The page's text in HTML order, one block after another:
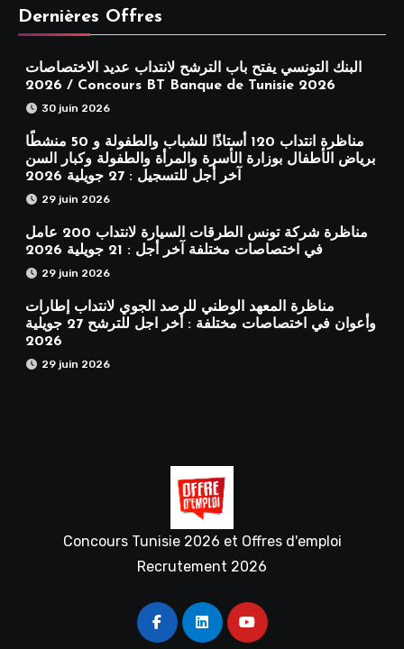
Dernières Offres
البنك التونسي يفتح باب الترشح لانتداب عديد الاختصاصات
2026 / Concours BT Banque de Tunisie 2026
30 juin 2026
مناظرة انتداب 120 أستاذًا للشباب والطفولة و 50 منشطًا
برياض الأطفال بوزارة الأسرة والمرأة والطفولة وكبار السن
آخر أجل للتسجيل : 27 جويلية 2026
29 juin 2026
مناظرة شركة تونس الطرقات السيارة لانتداب 200 عامل
في اختصاصات مختلفة آخر أجل : 21 جويلية 2026
29 juin 2026
مناظرة المعهد الوطني للرصد الجوي لانتداب إطارات
وأعوان في اختصاصات مختلفة : أخر اجل للترشح 27 جويلية
2026
29 juin 2026
Concours Tunisie 2026 et Offres d'emploi
Recrutement 2026